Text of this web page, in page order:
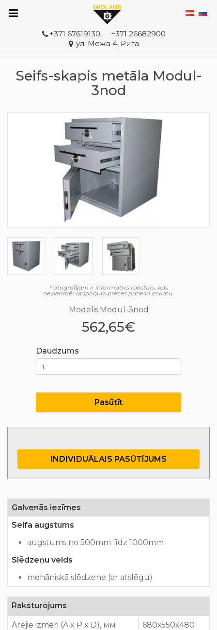
+371 67619130,
+371 26682900
ул. Межа 4, Рига
Seifs-skapis metāla Modul-
3nod
Fotogrāfijām ir informatīvs raksturs, kas
nevienmēr atspoguļo preces patieso izskatu.
Modelis:Modul-3nod
562,65€
Daudzums
Pasūtīt
INDIVIDUĀLAIS PASŪTĪJUMS
Galvenās iezīmes
Seifa augstums
augstums no 500mm līdz 1000mm
Slēdzeņu veids
mehāniskā slēdzene (ar atslēgu)
Raksturojums
Ārējie izmēri (A x P x D), мм 680х550х480